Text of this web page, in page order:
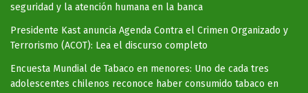
seguridad y la atención humana en la banca
Presidente Kast anuncia Agenda Contra el Crimen Organizado y
Terrorismo (ACOT): Lea el discurso completo
Encuesta Mundial de Tabaco en menores: Uno de cada tres
adolescentes chilenos reconoce haber consumido tabaco en